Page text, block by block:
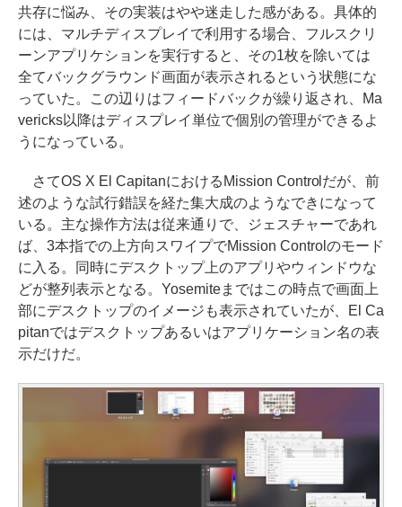
共存に悩み、その実装はやや迷走した感がある。具体的
には、マルチディスプレイで利用する場合、フルスクリ
ーンアプリケションを実行すると、その1枚を除いては
全てバックグラウンド画面が表示されるという状態にな
っていた。この辺りはフィードバックが繰り返され、Ma
vericks以降はディスプレイ単位で個別の管理ができるよ
うになっている。
さてOS X El CapitanにおけるMission Controlだが、前
述のような試行錯誤を経た集大成のようなできになって
いる。主な操作方法は従来通りで、ジェスチャーであれ
ば、3本指での上方向スワイプでMission Controlのモード
に入る。同時にデスクトップ上のアプリやウィンドウな
どが整列表示となる。Yosemiteまではこの時点で画面上
部にデスクトップのイメージも表示されていたが、El Ca
pitanではデスクトップあるいはアプリケーション名の表
示だけだ。